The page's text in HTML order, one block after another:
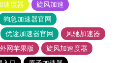
速度器
旋风加速
狗急加速器官网
优途加速器官网
风驰加速器
网苹果版
旋风加速度器